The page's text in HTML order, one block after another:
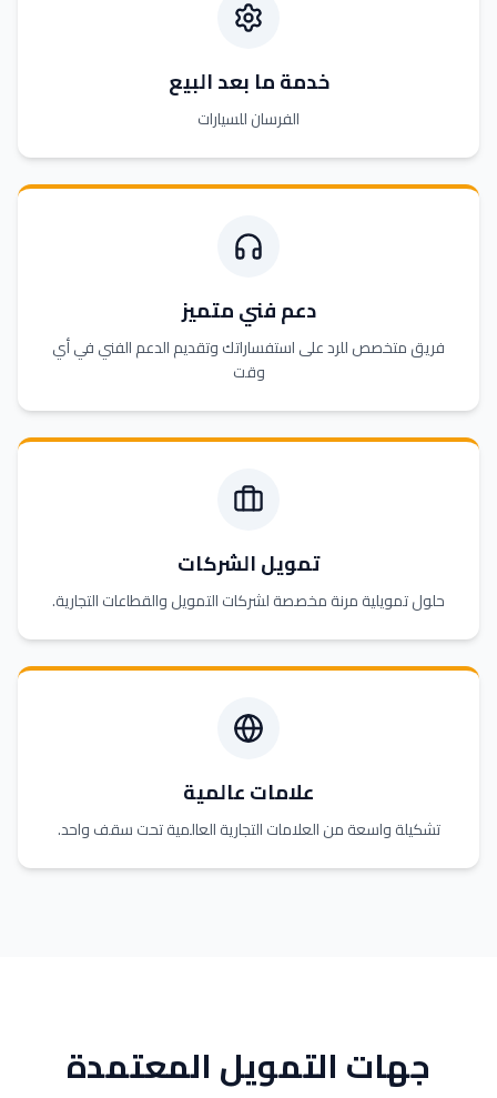
خدمة ما بعد البيع
الفرسان للسيارات
دعم فني متميز
فريق متخصص للرد على استفساراتك وتقديم الدعم الفني في أي
وقت
تمويل الشركات
حلول تمويلية مرنة مخصصة لشركات التمويل والقطاعات التجارية.
علامات عالمية
تشكيلة واسعة من العلامات التجارية العالمية تحت سقف واحد.
جهات التمويل المعتمدة